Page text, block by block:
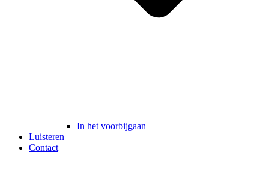
In het voorbijgaan
Luisteren
Contact